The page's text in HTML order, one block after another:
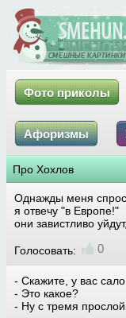
Фото приколы
Афоризмы
Про Хохлов
Однажды меня
я отвечу "в Европе!"
они завистливо
Голосовать: 0
- Скажите, у вас
- Это какое?
- Ну с тремя